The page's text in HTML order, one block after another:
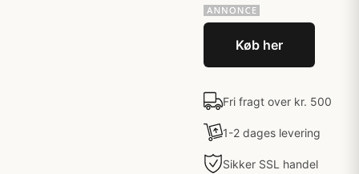
Køb her
Fri fragt over kr. 500
1-2 dages levering
Sikker SSL handel